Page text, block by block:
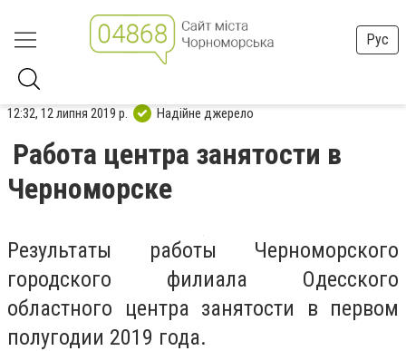
Рус
12:32, 12 липня 2019 р. Надійне джерело
Работа центра занятости в
Черноморске
Результаты работы Черноморского
городского филиала Одесского
областного центра занятости в первом
полугодии 2019 года.